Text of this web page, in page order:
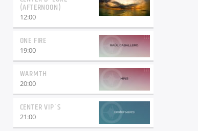
(AFTERNOON)
12:00
ONE FIRE
19:00
WARMTH
20:00
CENTER VIP´S
21:00